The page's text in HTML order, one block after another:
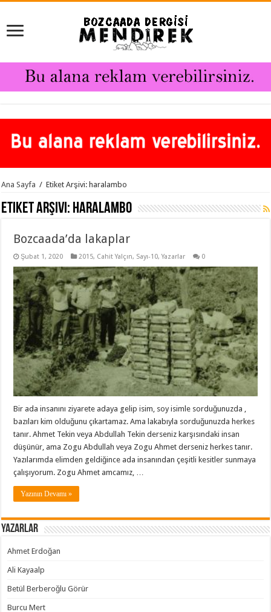
Ana Sayfa / Etiket Arşivi: haralambo
Etiket Arşivi: haralambo
Bozcaada’da lakaplar
Şubat 1, 2020 2015, Cahit Yalçın, Sayı-10,Yazarlar 0
Bir ada insanını ziyarete adaya gelip isim, soy isimle sorduğunuzda ,
bazıları kim olduğunu çıkartamaz. Ama lakabıyla sorduğunuzda herkes
tanır. Ahmet Tekin veya Abdullah Tekin derseniz karşısındaki insan
düşünür, ama Zogu Abdullah veya Zogu Ahmet derseniz herkes tanır.
Yazılarımda elimden geldiğince ada insanından çeşitli kesitler sunmaya
çalışıyorum. Zogu Ahmet amcamız, …
Yazının Devamı »
Yazarlar
Ahmet Erdoğan
Ali Kayaalp
Betül Berberoğlu Görür
Burcu Mert